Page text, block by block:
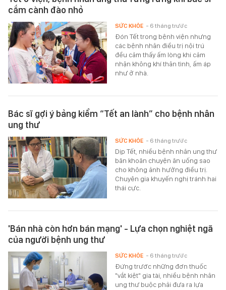
cắm cành đào nhỏ
Đón Tết trong bệnh viện nhưng
các bệnh nhân điều trị nội trú
đều cảm thấy ấm lòng khi cảm
nhận không khí thân tình, ấm áp
như ở nhà.
SỨC KHỎE - 6 tháng trước
Bác sĩ gợi ý bảng kiểm “Tết an lành” cho bệnh nhân
ung thư
Dịp Tết, nhiều bệnh nhân ung thư
băn khoăn chuyện ăn uống sao
cho không ảnh hưởng điều trị.
Chuyên gia khuyến nghị tránh hai
thái cực.
SỨC KHỎE - 6 tháng trước
'Bán nhà còn hơn bán mạng' - Lựa chọn nghiệt ngã
của người bệnh ung thư
Đứng trước những đơn thuốc
"vắt kiệt" gia tài, nhiều bệnh nhân
ung thư buộc phải đưa ra lựa
SỨC KHỎE - 6 tháng trước